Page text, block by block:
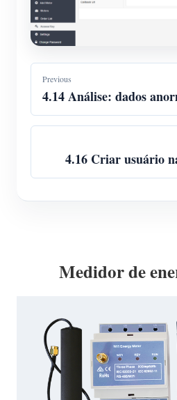
Previous
4.14 Análise: dados
4.16 Criar usuário
Medidor de